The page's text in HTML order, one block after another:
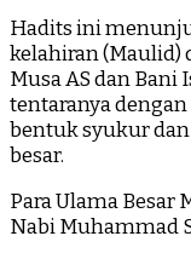
Hadits ini
kelahiran (Maulid)
Musa AS dan Bani
tentaranya
bentuk syukur
besar.
Para Ulama
Nabi Muhammad